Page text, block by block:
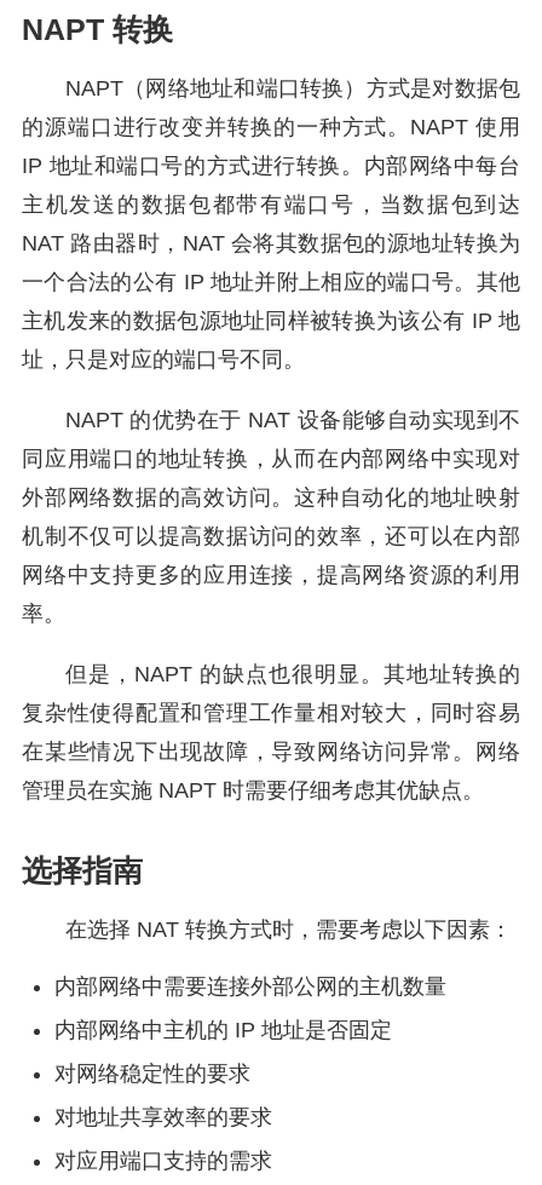
NAPT 转换
NAPT（网络地址和端口转换）方式是对数据包
的源端口进行改变并转换的一种方式。NAPT 使用
IP 地址和端口号的方式进行转换。内部网络中每台
主机发送的数据包都带有端口号，当数据包到达
NAT 路由器时，NAT 会将其数据包的源地址转换为
一个合法的公有 IP 地址并附上相应的端口号。其他
主机发来的数据包源地址同样被转换为该公有 IP 地
址，只是对应的端口号不同。
NAPT 的优势在于 NAT 设备能够自动实现到不
同应用端口的地址转换，从而在内部网络中实现对
外部网络数据的高效访问。这种自动化的地址映射
机制不仅可以提高数据访问的效率，还可以在内部
网络中支持更多的应用连接，提高网络资源的利用
率。
但是，NAPT 的缺点也很明显。其地址转换的
复杂性使得配置和管理工作量相对较大，同时容易
在某些情况下出现故障，导致网络访问异常。网络
管理员在实施 NAPT 时需要仔细考虑其优缺点。
选择指南
在选择 NAT 转换方式时，需要考虑以下因素：
内部网络中需要连接外部公网的主机数量
内部网络中主机的 IP 地址是否固定
对网络稳定性的要求
对地址共享效率的要求
对应用端口支持的需求